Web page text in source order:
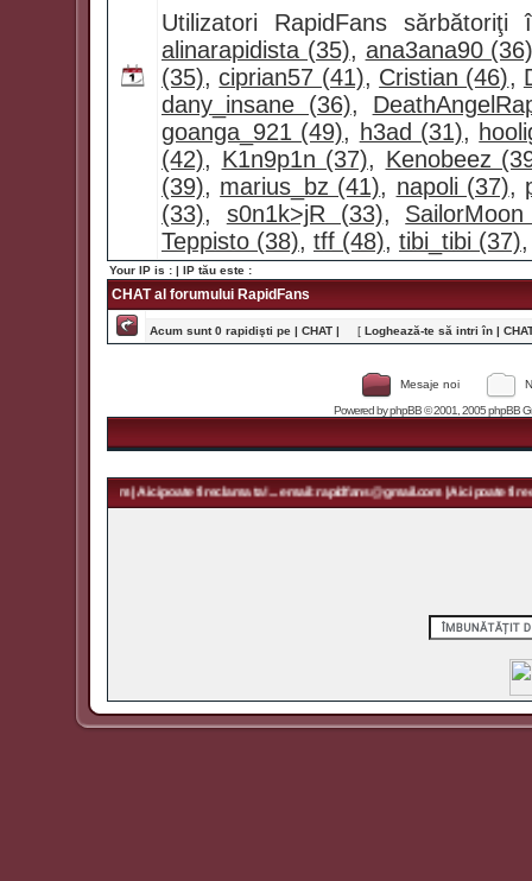
Utilizatori RapidFans
alinarapidista (35), ana3ana90
(35),ciprian57 (41), Cristian (46),
dany_insane (36),
goanga_921 (49), h3ad (31),
(42), K1n9p1n (37), Kenobeez
(39), marius_bz (41), napoli (37),
(33), s0n1k>jR (33),
Teppisto (38), tff (48), tibi_tibi (37)
Your IP is : | IP tău este :
CHAT al forumului RapidFans
Acum sunt 0 rapidişti pe | CHAT | [ Loghează-te să intri în |
Mesaje noi
Powered byphpBB© 2001, 2005 phpBB
| Aici poate fi reclama ta! ... email: rapidfans@gmail.com | Aici poate fi